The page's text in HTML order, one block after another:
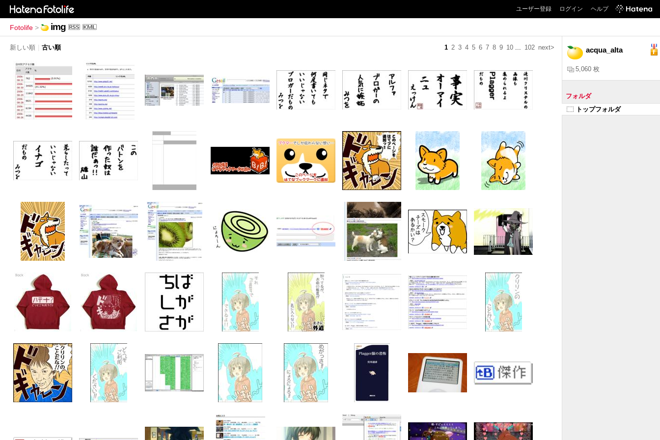
ユーザー登録 ログイン ヘルプ
Fotolife > img
1 2 3 4 5 6 7 8 9 10 ... 102 next>
新しい順 古い順 acqua_alta
5,060 枚
フォルダ
トップフォルダ